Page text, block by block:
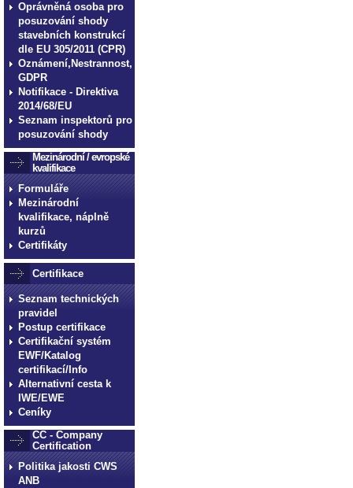
Oprávněná osoba pro
posuzování shody
stavebních konstrukcí
dle EU 305/2011 (CPR)
Oznámení,Nestrannost,
GDPR
Notifikace - Direktiva
2014/68/EU
Seznam inspektorů pro
posuzování shody
Mezinárodní / evropské
kvalifikace
Formuláře
Mezinárodní
kvalifikace, náplně
kurzů
Certifikáty
Certifikace
Seznam technických
pravidel
Postup certifikace
Certifikační systém
EWF/Katalog
certifikací/Info
Alternativní cesta k
IWE/EWE
Ceníky
CC - Company
Certification
Politika jakosti CWS
ANB